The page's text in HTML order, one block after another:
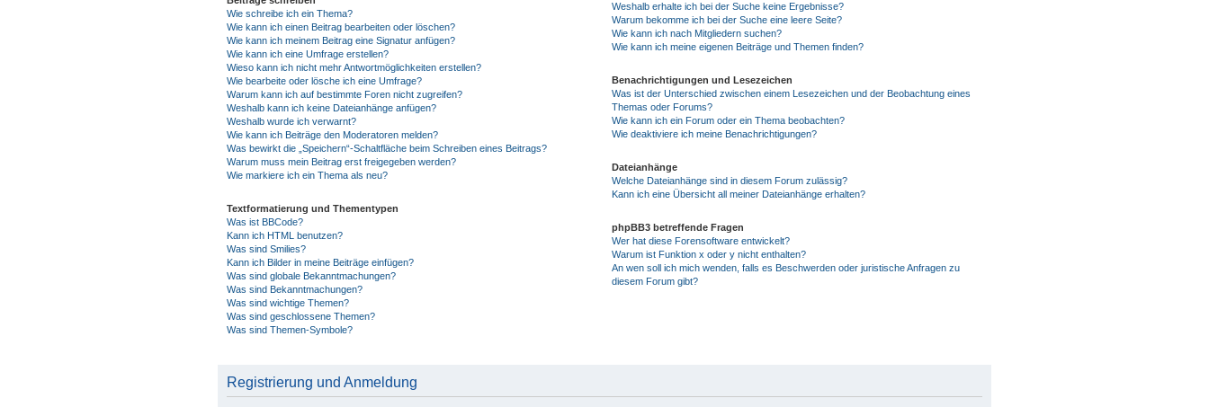
Wie schreibe ich ein Thema?
Wie kann ich einen Beitrag bearbeiten oder löschen?
Wie kann ich meinem Beitrag eine Signatur anfügen?
Wie kann ich eine Umfrage erstellen?
Wieso kann ich nicht mehr Antwortmöglichkeiten erstellen?
Wie bearbeite oder lösche ich eine Umfrage?
Warum kann ich auf bestimmte Foren nicht zugreifen?
Weshalb kann ich keine Dateianhänge anfügen?
Weshalb wurde ich verwarnt?
Wie kann ich Beiträge den Moderatoren melden?
Was bewirkt die „Speichern“-Schaltfläche beim Schreiben eines Beitrags?
Warum muss mein Beitrag erst freigegeben werden?
Wie markiere ich ein Thema als neu?
Textformatierung und Thementypen
Was ist BBCode?
Kann ich HTML benutzen?
Was sind Smilies?
Kann ich Bilder in meine Beiträge einfügen?
Was sind globale Bekanntmachungen?
Was sind Bekanntmachungen?
Was sind wichtige Themen?
Was sind geschlossene Themen?
Was sind Themen-Symbole?
Weshalb erhalte ich bei der Suche keine Ergebnisse?
Warum bekomme ich bei der Suche eine leere Seite?
Wie kann ich nach Mitgliedern suchen?
Wie kann ich meine eigenen Beiträge und Themen finden?
Benachrichtigungen und Lesezeichen
Was ist der Unterschied zwischen einem Lesezeichen und der Beobachtung eines
Themas oder Forums?
Wie kann ich ein Forum oder ein Thema beobachten?
Wie deaktiviere ich meine Benachrichtigungen?
Dateianhänge
Welche Dateianhänge sind in diesem Forum zulässig?
Kann ich eine Übersicht all meiner Dateianhänge erhalten?
phpBB3 betreffende Fragen
Wer hat diese Forensoftware entwickelt?
Warum ist Funktion x oder y nicht enthalten?
An wen soll ich mich wenden, falls es Beschwerden oder juristische Anfragen zu
diesem Forum gibt?
Registrierung und Anmeldung